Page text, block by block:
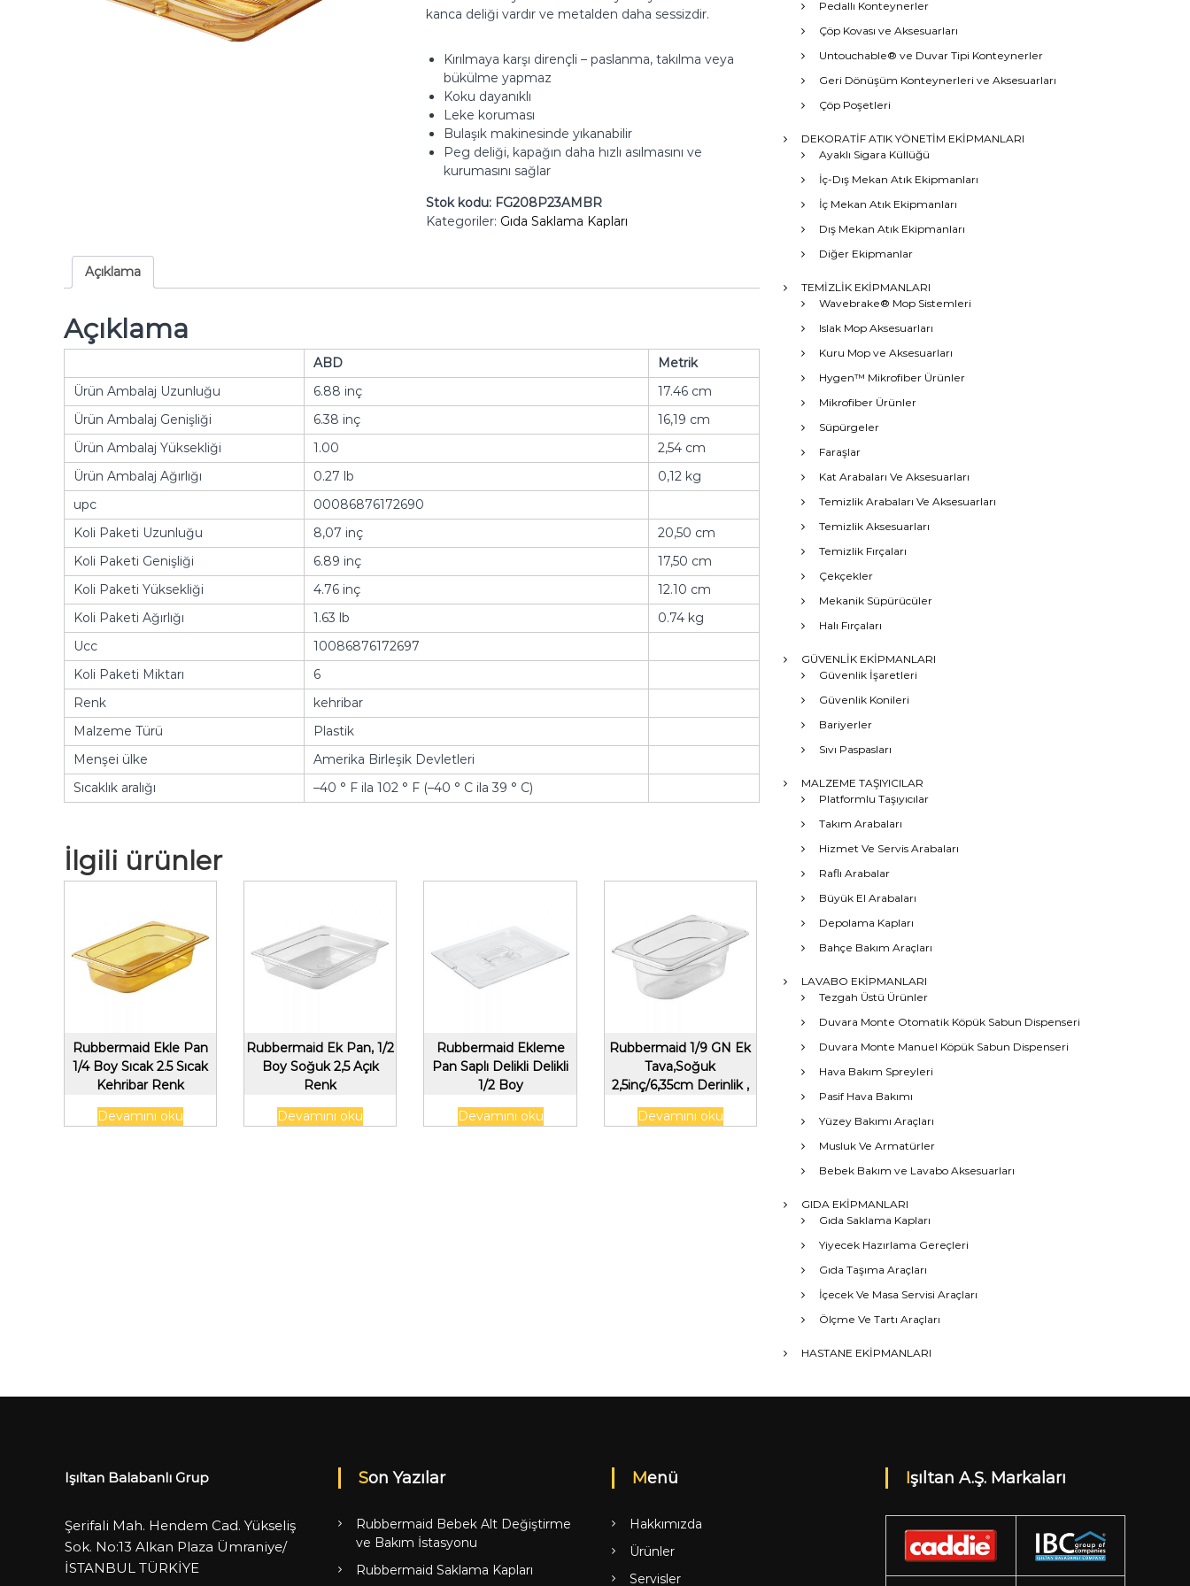
kanca deliği vardır ve metalden daha sessizdir.
Kırılmaya karşı dirençli – paslanma, takılma veya
bükülme yapmaz
Koku dayanıklı
Leke koruması
Bulaşık makinesinde yıkanabilir
Peg deliği, kapağın daha hızlı asılmasını ve
kurumasını sağlar
Stok kodu: FG208P23AMBR
Kategoriler: Gıda Saklama Kapları
Açıklama
Açıklama
ABD
Metrik
Ürün Ambalaj Uzunluğu
6.88 inç
17.46 cm
Ürün Ambalaj Genişliği
6.38 inç
16,19 cm
Ürün Ambalaj Yüksekliği
1.00
2,54 cm
Ürün Ambalaj Ağırlığı
0.27 lb
0,12 kg
upc
00086876172690
Koli Paketi Uzunluğu
8,07 inç
20,50 cm
Koli Paketi Genişliği
6.89 inç
17,50 cm
Koli Paketi Yüksekliği
4.76 inç
12.10 cm
Koli Paketi Ağırlığı
1.63 lb
0.74 kg
Ucc
10086876172697
Koli Paketi Miktarı
6
Renk
kehribar
Malzeme Türü
Plastik
Menşei ülke
Amerika Birleşik Devletleri
Sıcaklık aralığı
–40 ° F ila 102 ° F (–40 ° C ila 39 ° C)
İlgili ürünler
Rubbermaid Ekle Pan
1/4 Boy Sıcak 2.5 Sıcak
Kehribar Renk
Devamını oku
Rubbermaid Ek Pan, 1/2
Boy Soğuk 2,5 Açık
Renk
Devamını oku
Rubbermaid Ekleme
Pan Saplı Delikli Delikli
1/2 Boy
Devamını oku
Rubbermaid 1/9 GN Ek
Tava,Soğuk
2,5inç/6,35cm Derinlik ,
Şeffaf
Devamını oku
Pedallı Konteynerler
Çöp Kovası ve Aksesuarları
Untouchable® ve Duvar Tipi Konteynerler
Geri Dönüşüm Konteynerleri ve Aksesuarları
Çöp Poşetleri
DEKORATİF ATIK YÖNETİM EKİPMANLARI
Ayaklı Sigara Küllüğü
İç-Dış Mekan Atık Ekipmanları
İç Mekan Atık Ekipmanları
Dış Mekan Atık Ekipmanları
Diğer Ekipmanlar
TEMİZLİK EKİPMANLARI
Wavebrake® Mop Sistemleri
Islak Mop Aksesuarları
Kuru Mop ve Aksesuarları
Hygen™ Mikrofiber Ürünler
Mikrofiber Ürünler
Süpürgeler
Faraşlar
Kat Arabaları Ve Aksesuarları
Temizlik Arabaları Ve Aksesuarları
Temizlik Aksesuarları
Temizlik Fırçaları
Çekçekler
Mekanik Süpürücüler
Halı Fırçaları
GÜVENLİK EKİPMANLARI
Güvenlik İşaretleri
Güvenlik Konileri
Bariyerler
Sıvı Paspasları
MALZEME TAŞIYICILAR
Platformlu Taşıyıcılar
Takım Arabaları
Hizmet Ve Servis Arabaları
Raflı Arabalar
Büyük El Arabaları
Depolama Kapları
Bahçe Bakım Araçları
LAVABO EKİPMANLARI
Tezgah Üstü Ürünler
Duvara Monte Otomatik Köpük Sabun Dispenseri
Duvara Monte Manuel Köpük Sabun Dispenseri
Hava Bakım Spreyleri
Pasif Hava Bakımı
Yüzey Bakımı Araçları
Musluk Ve Armatürler
Bebek Bakım ve Lavabo Aksesuarları
GIDA EKİPMANLARI
Gıda Saklama Kapları
Yiyecek Hazırlama Gereçleri
Gıda Taşıma Araçları
İçecek Ve Masa Servisi Araçları
Ölçme Ve Tartı Araçları
HASTANE EKİPMANLARI
Işıltan Balabanlı Grup
Şerifali Mah. Hendem Cad. Yükseliş
Sok. No:13 Alkan Plaza Ümraniye/
İSTANBUL TÜRKİYE
Son Yazılar
Rubbermaid Bebek Alt Değiştirme
ve Bakım İstasyonu
Rubbermaid Saklama Kapları
Menü
Hakkımızda
Ürünler
Servisler
Işıltan A.Ş. Markaları